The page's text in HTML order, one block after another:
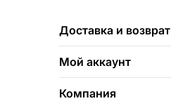
Доставка и возврат
Мой аккаунт
Компания